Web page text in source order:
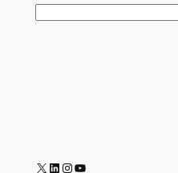
YouTube
Instagram
LinkedIn
X